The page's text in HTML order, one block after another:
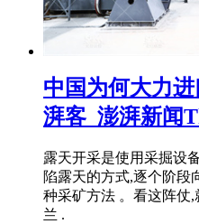
中国为何大力
湃客_澎湃新闻
露天开采是使用采掘设
陷露天的方式,逐个阶段
种采矿方法 。看这阵仗
兰 .